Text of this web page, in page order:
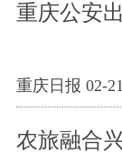
重庆公安
重庆日报 02-
农旅融合